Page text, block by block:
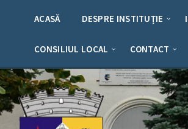
ACASĂ DESPRE INSTITUȚIE
CONSILIUL LOCAL CONTACT